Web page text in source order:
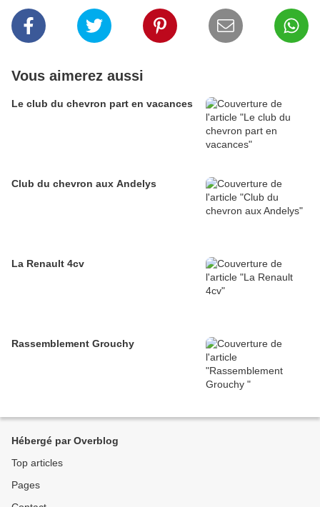
Vous aimerez aussi
Le club du chevron part en vacances
Club du chevron aux Andelys
La Renault 4cv
Rassemblement Grouchy
Hébergé par Overblog
Top articles
Pages